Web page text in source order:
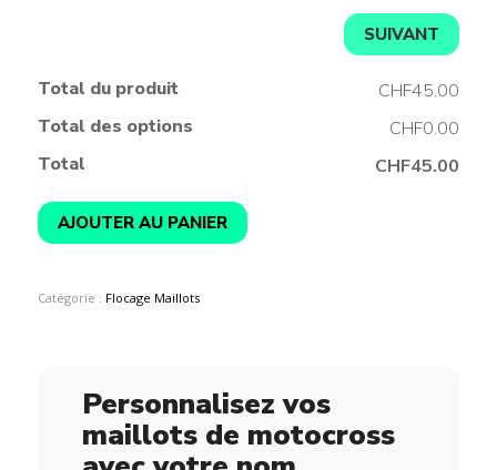
SUIVANT
Total du produit
CHF45.00
Total des options
CHF0.00
Total
CHF45.00
AJOUTER AU PANIER
Catégorie : Flocage Maillots
Personnalisez vos
maillots de motocross